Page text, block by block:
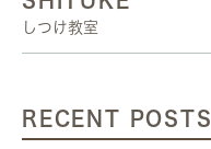
しつけ教室
RECENT POSTS